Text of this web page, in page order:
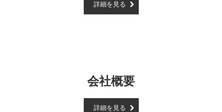
詳細を見る
会社概要
詳細を見る